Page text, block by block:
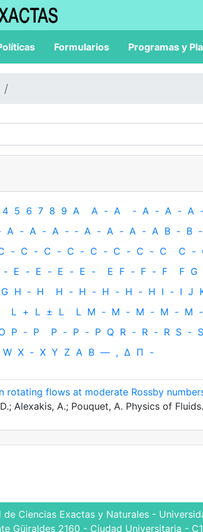
Formularios Programas y
4 5 6 7 8 9 A A - A - A - A - A
A - A - A - ‐ A - A - A - A B - B -
- C - C - C - C - C - C - C C -
- E - E - E - E - E F - F - F F G
G H ‐ H H - H - H - H - H I - I J
L + L ± L L M - M - M - M - M -
P - P P - P - P Q R - R - R S - S
W X - X Y Z Α Β — , Δ Π -
rotating flows at moderate Rossby
Alexakis, A.; Pouquet, A. Physics of
de Ciencias Exactas y Naturales -
Güiraldes 2160 - Ciudad Universitaria -